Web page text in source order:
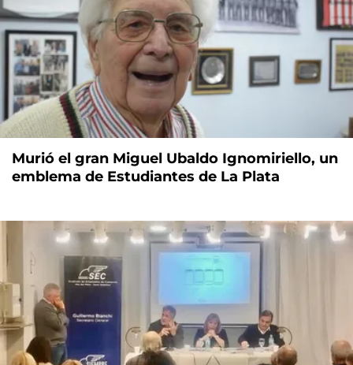
Murió el gran Miguel Ubaldo Ignomiriello, un
emblema de Estudiantes de La Plata